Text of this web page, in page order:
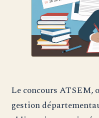
Le concours ATSEM,
gestion